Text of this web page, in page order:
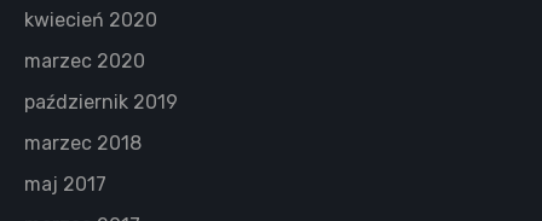
kwiecień 2020
marzec 2020
październik 2019
marzec 2018
maj 2017